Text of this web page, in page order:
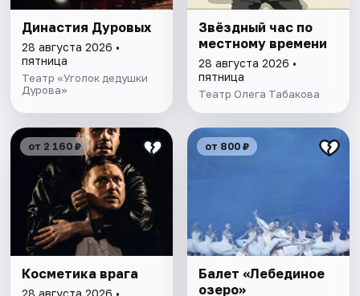
Династия Дуровых
28 августа 2026 •
пятница
Театр «Уголок дедушки
Дурова»
Звёздный час по
местному времени
28 августа 2026 •
пятница
Театр Олега Табакова
от 2 160 ₽
Косметика врага
28 августа 2026 •
от 800 ₽
Балет «Лебединое
озеро»